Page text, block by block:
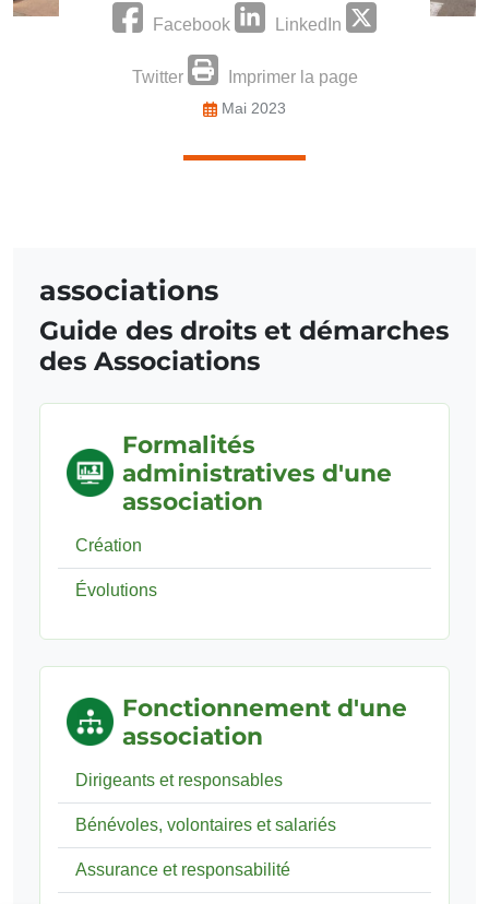
Facebook LinkedIn
Twitter Imprimer la page
Mai 2023
associations
Guide des droits et démarches
des Associations
Formalités
administratives d'une
association
Création
Évolutions
Fonctionnement d'une
association
Dirigeants et responsables
Bénévoles, volontaires et salariés
Assurance et responsabilité